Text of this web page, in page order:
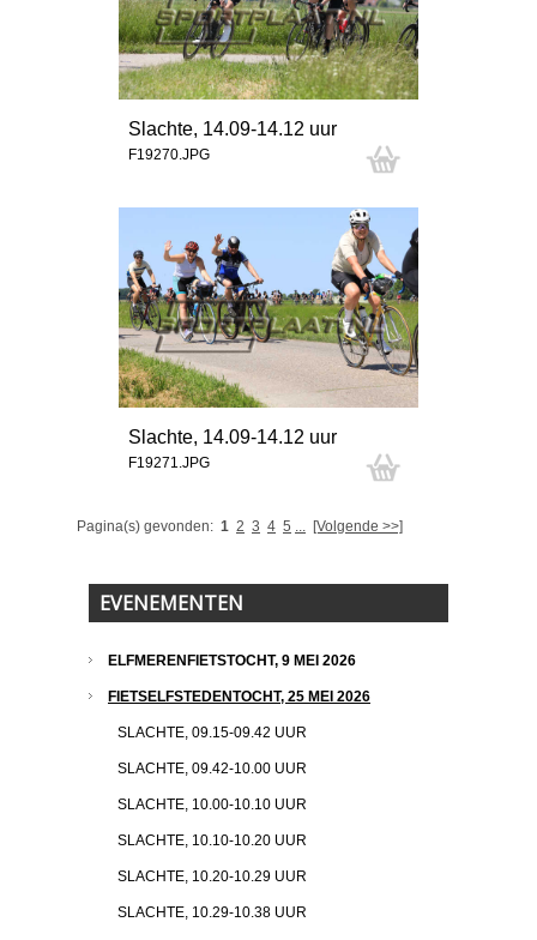
Slachte, 14.09-14.12 uur
F19270.JPG
Slachte, 14.09-14.12 uur
F19271.JPG
Pagina(s) gevonden: 1 2 3 4 5 [Volgende >>]
EVENEMENTEN
ELFMERENFIETSTOCHT, 9 MEI 2026
FIETSELFSTEDENTOCHT, 25 MEI 2026
SLACHTE, 09.15-09.42 UUR
SLACHTE, 09.42-10.00 UUR
SLACHTE, 10.00-10.10 UUR
SLACHTE, 10.10-10.20 UUR
SLACHTE, 10.20-10.29 UUR
SLACHTE, 10.29-10.38 UUR